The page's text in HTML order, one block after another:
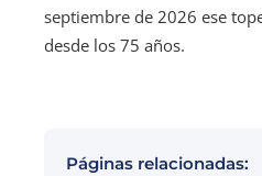
septiembre de 2026 ese
desde los 75 años.
Páginas relacionadas: